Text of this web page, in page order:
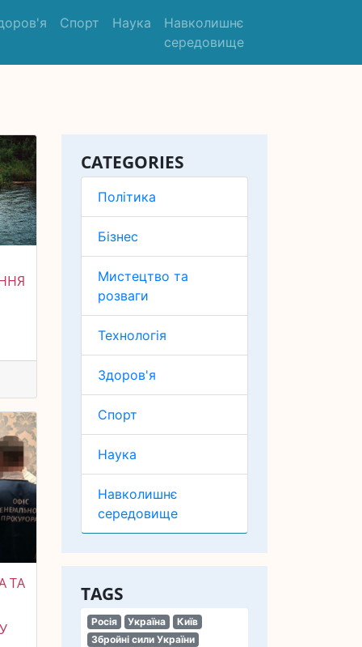
Спорт Наука
Навколишнє
середовище
CATEGORIES
Політика
Бізнес
Мистецтво та
розваги
Технологія
Здоров'я
Спорт
Наука
Навколишнє
середовище
TAGS
Росія Україна
Київ
Збройні сили України
ТА